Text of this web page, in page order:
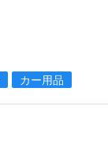
カー用品